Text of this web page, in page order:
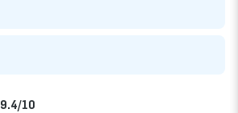
9.4/10